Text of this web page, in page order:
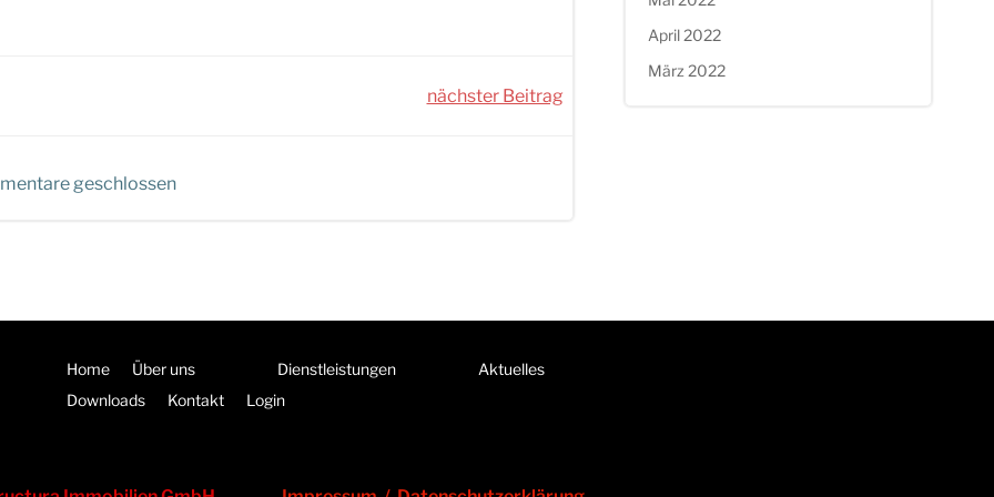
nächster Beitrag
geschlossen
April 2022
März 2022
Home Über uns Dienstleistungen
Aktuelles
Downloads
Kontakt Login